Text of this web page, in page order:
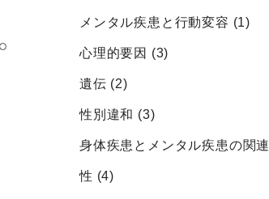
メンタル疾患と行動変容 (1)
心理的要因 (3)
遺伝 (2)
性別違和 (3)
身体疾患とメンタル疾患の関連
性 (4)